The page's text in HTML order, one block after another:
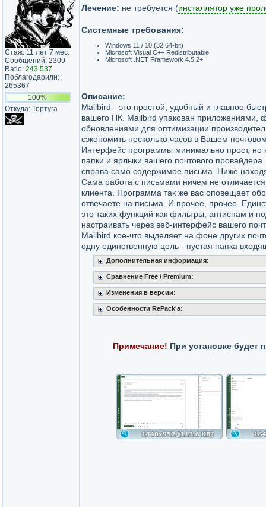
Стаж: 11 лет 7 мес.
Сообщений: 2309
Ratio: 243.537
Поблагодарили:
265367
100%
Откуда: Тортуга
Лечение: не требуется (инсталлятор уже
Системные требования:
Windows 11 / 10 (32|64-bit)
Microsoft Visual C++ Redistributable
Microsoft .NET Framework 4.5.2+
Описание:
Mailbird - это простой, удобный и главное
вашего ПК. Mailbird упакован приложениями,
обновлениями для оптимизации
сэкономить несколько часов в Вашем
Интерфейс программы минимально прост, но
папки и ярлыки вашего почтового
справа само содержимое письма. Ниже
Сама работа с письмами ничем не отличается
клиента. Программа так же вас оповещает
отвечаете на письма. И прочее, прочее.
это таких функций как фильтры, антиспам и
настраивать через веб-интерфейс вашего
Mailbird кое-что выделяет на фоне других
одну единственную цель - пустая папка
Дополнительная информация:
Сравнение Free / Premium:
Изменения в версии:
Особенности RePack'a:
Примечание! При установке будет